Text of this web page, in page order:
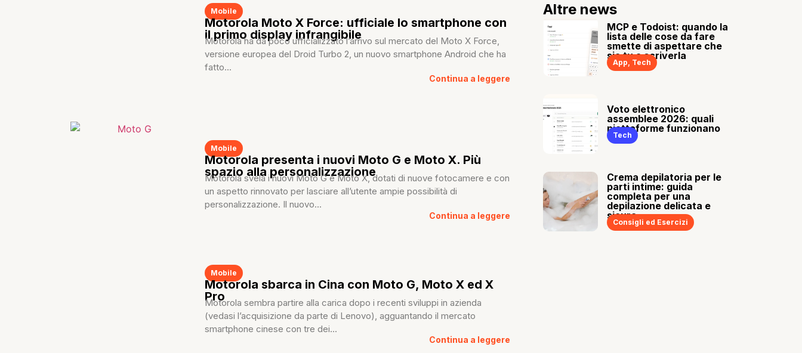
Mobile
Motorola Moto X Force: ufficiale lo smartphone con
il primo display infrangibile
Motorola ha da poco ufficializzato l’arrivo sul mercato del Moto X Force,
versione europea del Droid Turbo 2, un nuovo smartphone Android che ha
fatto...
Continua a leggere
Mobile
Motorola presenta i nuovi Moto G e Moto X. Più
spazio alla personalizzazione
Motorola svela i nuovi Moto G e Moto X, dotati di nuove fotocamere e con
un aspetto rinnovato per lasciare all’utente ampie possibilità di
personalizzazione. Il nuovo...
Continua a leggere
Mobile
Motorola sbarca in Cina con Moto G, Moto X ed X
Pro
Motorola sembra partire alla carica dopo i recenti sviluppi in azienda
(vedasi l’acquisizione da parte di Lenovo), agguantando il mercato
smartphone cinese con tre dei...
Continua a leggere
Altre news
MCP e Todoist: quando la
lista delle cose da fare
smette di aspettare che
sia tu a scriverla
App, Tech
Voto elettronico
assemblee 2026: quali
piattaforme funzionano
Tech
Crema depilatoria per le
parti intime: guida
completa per una
depilazione delicata e
sicura
Consigli ed Esercizi